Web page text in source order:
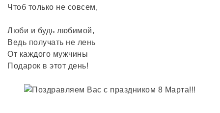
Чтоб только не совсем,
Люби и будь любимой,
Ведь получать не лень
От каждого мужчины
Подарок в этот день!